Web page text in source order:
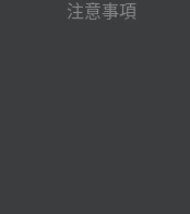
注意事項